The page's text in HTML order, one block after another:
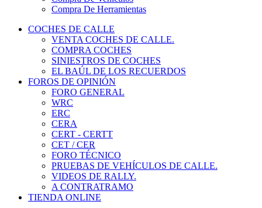
COCHES DE CALLE
VENTA COCHES DE CALLE.
COMPRA COCHES
SINIESTROS DE COCHES
EL BAÚL DE LOS RECUERDOS
FOROS DE OPINIÓN
FORO GENERAL
WRC
ERC
CERA
CERT - CERTT
CET / CER
FORO TÉCNICO
PRUEBAS DE VEHÍCULOS DE CALLE.
VIDEOS DE RALLY.
A CONTRATRAMO
TIENDA ONLINE
NUEVO ANUNCIO